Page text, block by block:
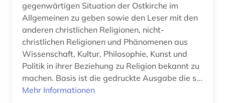
Sport (0)
Technik (0)
Theologie und Religionswissenschaften (0)
Fertigungstechnik (0)
gegenwärtigen Situation der Ostkirche im
Allgemeinen zu geben sowie den Leser mit den
anderen christlichen Religionen, nicht-
christlichen Religionen und Phänomenen aus
Wissenschaft, Kultur, Philosophie, Kunst und
Politik in ihrer Beziehung zu Religion bekannt zu
machen. Basis ist die gedruckte Ausgabe die s...
Mehr Informationen